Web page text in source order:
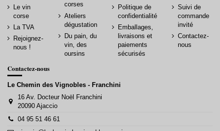
Le vin
corse
La TVA
Rejoignez-
nous !
corses
Ateliers
dégustation
Du pain, du
vin, des
oursins
Politique de
confidentialité
Emballages,
livraisons et
paiements
sécurisés
Suivi de
commande
invité
Contactez-
nous
Contactez-nous
Le Chemin des Vignobles - Franchini
16 Av. Docteur Noël Franchini
20090 Ajaccio
04 95 51 46 61